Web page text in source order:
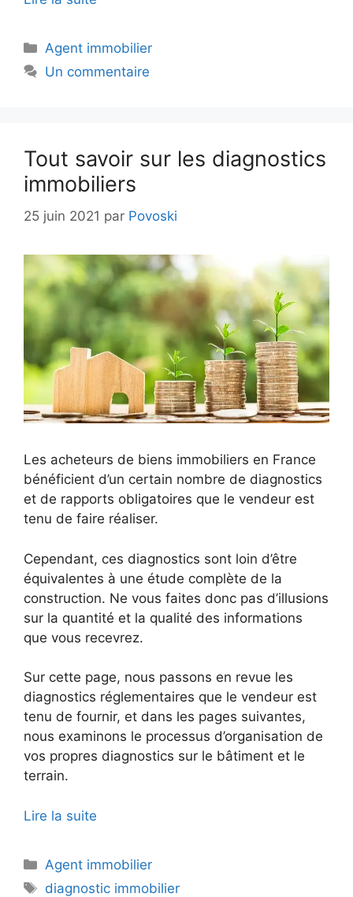
Catégories
Agent immobilier
Un commentaire
Tout savoir sur les diagnostics
immobiliers
25 juin 2021 par Povoski
Les acheteurs de biens immobiliers en France
bénéficient d’un certain nombre de diagnostics
et de rapports obligatoires que le vendeur est
tenu de faire réaliser.
Cependant, ces diagnostics sont loin d’être
équivalentes à une étude complète de la
construction. Ne vous faites donc pas d’illusions
sur la quantité et la qualité des informations
que vous recevrez.
Sur cette page, nous passons en revue les
diagnostics réglementaires que le vendeur est
tenu de fournir, et dans les pages suivantes,
nous examinons le processus d’organisation de
vos propres diagnostics sur le bâtiment et le
terrain.
Lire la suite
Catégories
Agent immobilier
Étiquettes
diagnostic immobilier